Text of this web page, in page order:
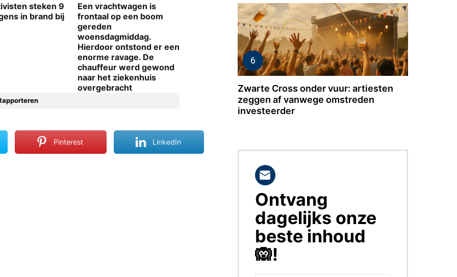
steken 9
in brand bij
Een vrachtwagen is
frontaal op een boom
gereden
woensdagmiddag.
Hierdoor ontstond er een
enorme ravage. De
chauffeur werd gewond
naar het ziekenhuis
overgebracht
Pinterest LinkedIn
Zwarte Cross onder vuur: artiesten
zeggen af vanwege omstreden
investeerder
BLIJF
OP
DE
HOOGTE!
Ontvang
dagelijks onze
beste inhoud
🙉!